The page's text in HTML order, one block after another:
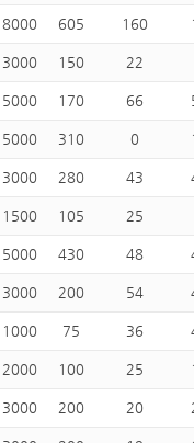
8000 605 160
3000 150 22
5000 170 66
5000 310 0
3000 280 43
1500 105 25
5000 430 48
3000 200 54
1000 75 36
2000 100 25
3000 200 20